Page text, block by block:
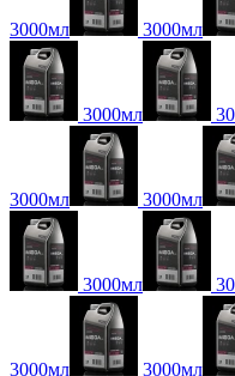
3000мл 3000мл
3000мл
3000мл 3000мл
3000мл
3000мл 3000мл